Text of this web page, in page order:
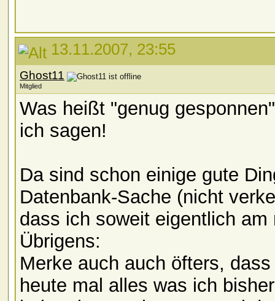
13.11.2007, 23:55
Ghost11
Mitglied
Was heißt "genug
ich sagen!
Da sind schon einige gute
Datenbank-Sache (nicht
dass ich soweit eigentlich
Übrigens:
Merke auch auch öfters,
heute mal alles was ich